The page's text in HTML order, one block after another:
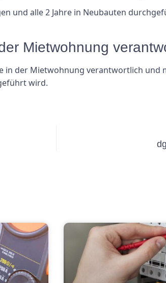
und alle 2 Jahre in Neubauten
Mietwohnung
der Mietwohnung verantwortlich und
wird.